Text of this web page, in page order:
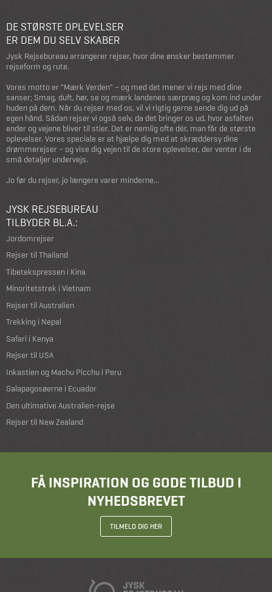
DE STØRSTE OPLEVELSER
ER DEM DU SELV SKABER
Jysk Rejsebureau arrangerer rejser, hvor dine ønsker bestemmer
rejseform og rute.
Vores motto er "Mærk Verden" – og med det mener vi rejs med dine
sanser; Smag, duft, hør, se og mærk landenes særpræg og kom ind under
huden på dem. Når du rejser med os, vil vi rigtig gerne sende dig ud på
egen hånd. Sådan rejser vi også selv, da det bringer os ud, hvor asfalten
ender og vejene bliver til stier. Det er nemlig ofte dér, man får de største
oplevelser. Vores speciale er at hjælpe dig med at skræddersy dine
drømmerejser – og vise dig vejen til de store oplevelser, der venter i de
små detaljer undervejs.
Jo før du rejser, jo længere varer minderne...
JYSK REJSEBUREAU
TILBYDER BL.A.:
Jordomrejser
Rejser til Thailand
Tibetekspressen i Kina
Minoritetstrek i Vietnam
Rejser til Australien
Trekking i Nepal
Safari i Kenya
Rejser til USA
Inkastien og Machu Picchu i Peru
Galapagosøerne i Ecuador
Den ultimative Australien-rejse
Rejser til New Zealand
FÅ INSPIRATION OG GODE TILBUD I
NYHEDSBREVET
TILMELD DIG HER